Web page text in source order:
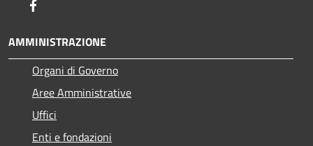
AMMINISTRAZIONE
Organi di Governo
Aree Amministrative
Uffici
Enti e fondazioni